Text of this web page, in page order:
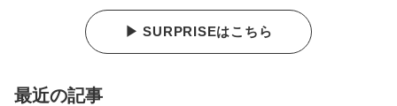
▶ SURPRISEはこちら
最近の記事